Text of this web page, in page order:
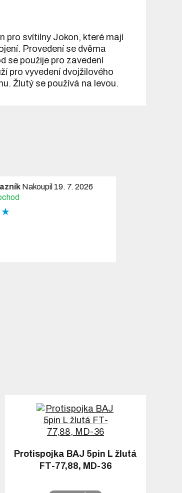
pro svítilny Jokon, které mají
Provedení se dvěma
se použije pro zavedení
pro vyvedení dvojžilového
Žlutý se používá na levou.
Nakoupil 19. 7. 2026
★
Protispojka BAJ 5pin L žlutá
FT-77,88, MD-36